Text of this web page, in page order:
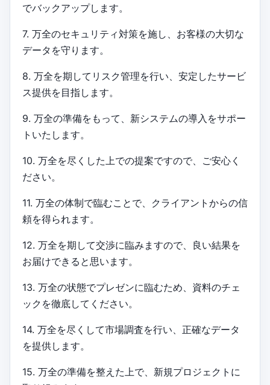
でバックアップします。
7. 万全のセキュリティ対策を施し、お客様の大切な
データを守ります。
8. 万全を期してリスク管理を行い、安定したサービ
ス提供を目指します。
9. 万全の準備をもって、新システムの導入をサポー
トいたします。
10. 万全を尽くした上での提案ですので、ご安心く
ださい。
11. 万全の体制で臨むことで、クライアントからの信
頼を得られます。
12. 万全を期して交渉に臨みますので、良い結果を
お届けできると思います。
13. 万全の状態でプレゼンに臨むため、資料のチェ
ックを徹底してください。
14. 万全を尽くして市場調査を行い、正確なデータ
を提供します。
15. 万全の準備を整えた上で、新規プロジェクトに